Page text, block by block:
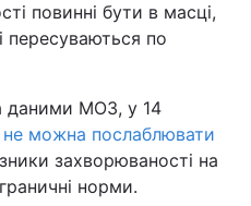
повинні бути в масці,
пересуваються по
даними МОЗ, у 14
не можна послаблювати
захворюваності на
норми.